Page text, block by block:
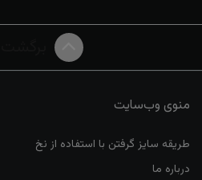
منوی وب‌سایت
طریقه سایز گرفتن با استفاده از نخ
درباره ما